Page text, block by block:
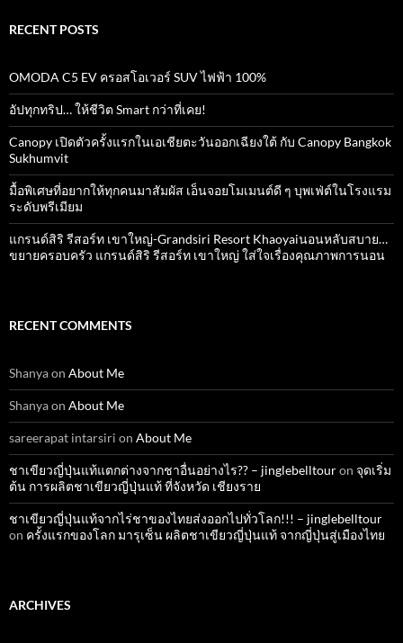
RECENT POSTS
OMODA C5 EV ครอสโอเวอร์ SUV ไฟฟ้า 100%
อัปทุกทริป… ให้ชีวิต Smart กว่าที่เคย!
Canopy เปิดตัวครั้งแรกในเอเชียตะวันออกเฉียงใต้ กับ Canopy Bangkok
Sukhumvit
มื้อพิเศษที่อยากให้ทุกคนมาสัมผัส เอ็นจอยโมเมนต์ดี ๆ บุพเฟ่ต์ในโรงแรม
ระดับพรีเมียม
แกรนด์สิริ​ รีสอร์ท​ เขาใหญ่​-Grandsiri​ Resort​ Khaoyaiนอนหลับสบาย…
ขยายครอบครัว แกรนด์สิริ รีสอร์ท เขาใหญ่ ใส่ใจเรื่องคุณภาพการนอน
RECENT COMMENTS
Shanyaon About Me
Shanyaon About Me
sareerapat intarsiri on About Me
ชาเขียวญี่ปุ่นแท้แตกต่างจากชาอื่นอย่างไร?? – jinglebelltouron จุดเริ่ม
ต้น การผลิตชาเขียวญี่ปุ่นแท้ ที่จังหวัด เชียงราย
ชาเขียวญี่ปุ่นแท้จากไร่ชาของไทยส่งออกไปทั่วโลก!!! – jinglebelltour
on ครั้งแรกของโลก มารุเซ็น ผลิตชาเขียวญี่ปุ่นแท้ จากญี่ปุ่นสู่เมืองไทย
ARCHIVES